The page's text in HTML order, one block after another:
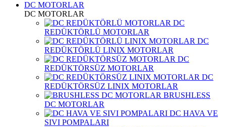
DC MOTORLAR
DC MOTORLAR
DC
REDÜKTÖRLÜ MOTORLAR
DC
REDÜKTÖRLÜ LINIX MOTORLAR
DC
REDÜKTÖRSÜZ MOTORLAR
DC
REDÜKTÖRSÜZ LINIX MOTORLAR
BRUSHLESS
DC MOTORLAR
DC HAVA VE
SIVI POMPALARI